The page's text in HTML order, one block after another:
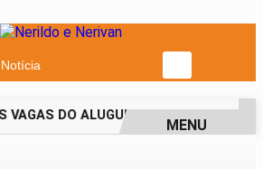
DO ALUGUEL SOCIAL EM 40
MENU